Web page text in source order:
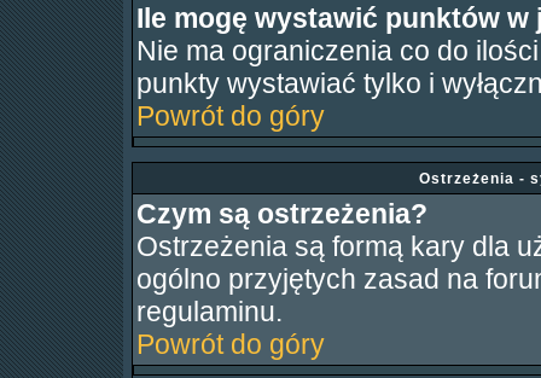
Ile mogę wystawić punktów w
Nie ma ograniczenia co do
punkty wystawiać tylko i
Powrót do góry
Ostrzeżenia -
Czym są ostrzeżenia?
Ostrzeżenia są formą kary dla
ogólno przyjętych zasad na
regulaminu.
Powrót do góry